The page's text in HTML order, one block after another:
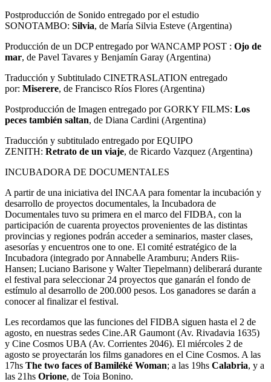
Postproducción de Sonido entregado por el estudio
SONOTAMBO: Silvia, de María Silvia Esteve (Argentina)
Producción de un DCP entregado por WANCAMP POST : Ojo de
mar, de Pavel Tavares y Benjamín Garay (Argentina)
Traducción y Subtitulado CINETRASLATION entregado
por: Miserere, de Francisco Ríos Flores (Argentina)
Postproducción de Imagen entregado por GORKY FILMS: Los
peces también saltan, de Diana Cardini (Argentina)
Traducción y subtitulado entregado por EQUIPO
ZENITH: Retrato de un viaje, de Ricardo Vazquez (Argentina)
INCUBADORA DE DOCUMENTALES
A partir de una iniciativa del INCAA para fomentar la incubación y
desarrollo de proyectos documentales, la Incubadora de
Documentales tuvo su primera en el marco del FIDBA, con la
participación de cuarenta proyectos provenientes de las distintas
provincias y regiones podrán acceder a seminarios, master clases,
asesorías y encuentros one to one. El comité estratégico de la
Incubadora (integrado por Annabelle Aramburu; Anders Riis-
Hansen; Luciano Barisone y Walter Tiepelmann) deliberará durante
el festival para seleccionar 24 proyectos que ganarán el fondo de
estímulo al desarrollo de 200.000 pesos. Los ganadores se darán a
conocer al finalizar el festival.
Les recordamos que las funciones del FIDBA siguen hasta el 2 de
agosto, en nuestras sedes Cine.AR Gaumont (Av. Rivadavia 1635)
y Cine Cosmos UBA (Av. Corrientes 2046). El miércoles 2 de
agosto se proyectarán los films ganadores en el Cine Cosmos. A las
17hs The two faces of Bamiléké Woman; a las 19hs Calabria, y a
las 21hs Orione, de Toia Bonino.